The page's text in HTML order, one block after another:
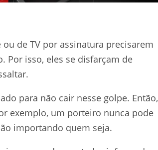
de TV por assinatura precisarem
Por isso, eles se disfarçam de
para não cair nesse golpe. Então,
exemplo, um porteiro nunca pode
importando quem seja.